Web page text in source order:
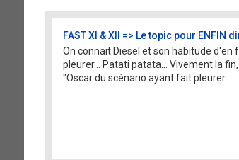
FAST XI & XII => Le topic pour ENFIN
On connait Diesel et son habitude d'en
pleurer... Patati patata... Vivement la
"Oscar du scénario ayant fait pleurer ...